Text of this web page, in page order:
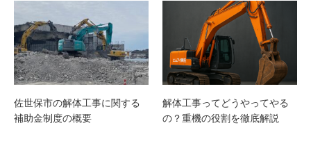
佐世保市の解体工事に関する
補助金制度の概要
解体工事ってどうやってやる
の？重機の役割を徹底解説